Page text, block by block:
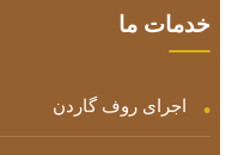
خدمات ما
اجرای روف گاردن